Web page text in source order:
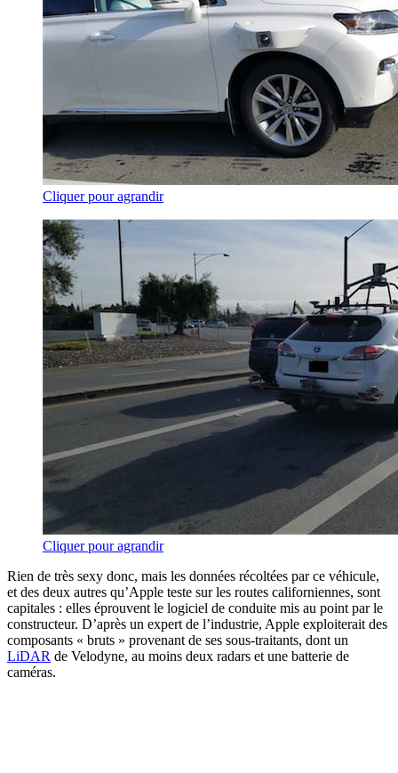
Cliquer pour agrandir
Cliquer pour agrandir
Rien de très sexy donc, mais les données récoltées par ce véhicule,
et des deux autres qu’Apple teste sur les routes californiennes, sont
capitales : elles éprouvent le logiciel de conduite mis au point par le
constructeur. D’après un expert de l’industrie, Apple exploiterait des
composants « bruts » provenant de ses sous-traitants, dont un
LiDAR de Velodyne, au moins deux radars et une batterie de
caméras.